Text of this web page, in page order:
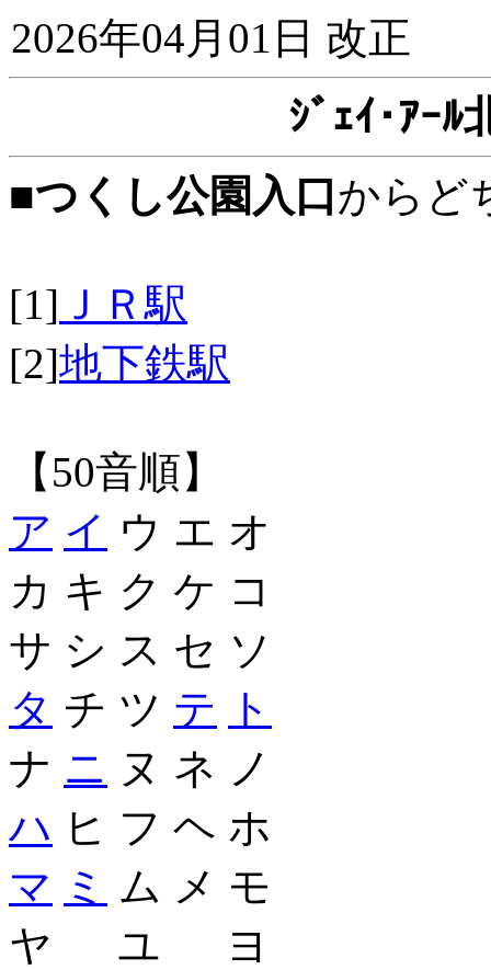
2026年04月01日 改正
ｼﾞｪｲ･ｱｰﾙ
■つくし公園入口 からど
[1] ＪＲ駅
[2]地下鉄駅
【50音順】
ア イ ウ エ オ
カ キ ク ケ コ
サ シ ス セ ソ
タ チ ツ テ
ト
ナ ニ ヌ ネ ノ
ハ ヒ フ ヘ ホ
マ ミ ム メ モ
ヤ ユ ヨ